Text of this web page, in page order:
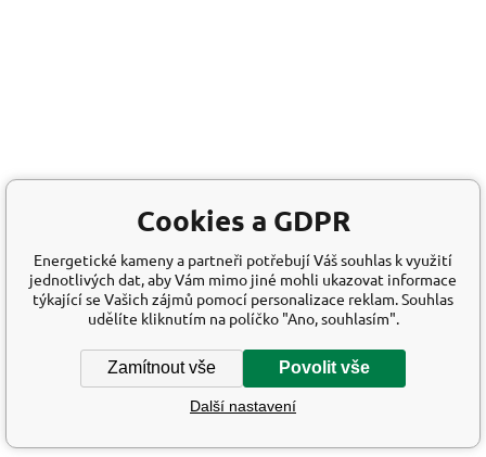
Cookies a GDPR
Energetické kameny a partneři potřebují Váš souhlas k využití
jednotlivých dat, aby Vám mimo jiné mohli ukazovat informace
týkající se Vašich zájmů pomocí personalizace reklam. Souhlas
udělíte kliknutím na políčko "Ano, souhlasím".
Zamítnout vše Povolit vše
Další nastavení